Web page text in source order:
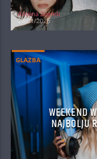
Antena Zagreb
29/01/2026
GLAZBA
WEEKEND
NAJBOLJU